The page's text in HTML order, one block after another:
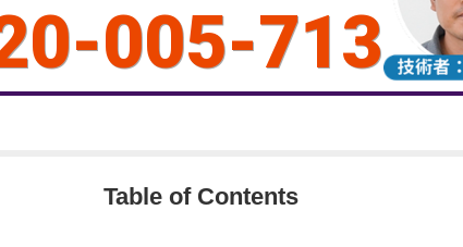
005-713
Table of Contents